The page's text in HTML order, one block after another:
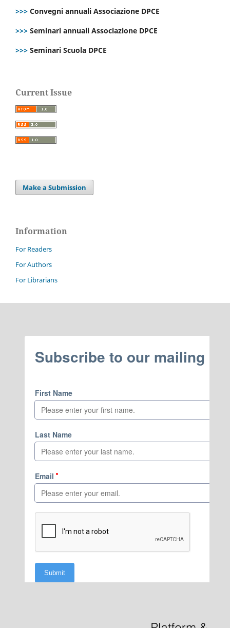
>>> Convegni annuali Associazione DPCE
>>> Seminari annuali Associazione DPCE
>>> Seminari Scuola DPCE
Current Issue
Make a Submission
Information
For Readers
For Authors
For Librarians